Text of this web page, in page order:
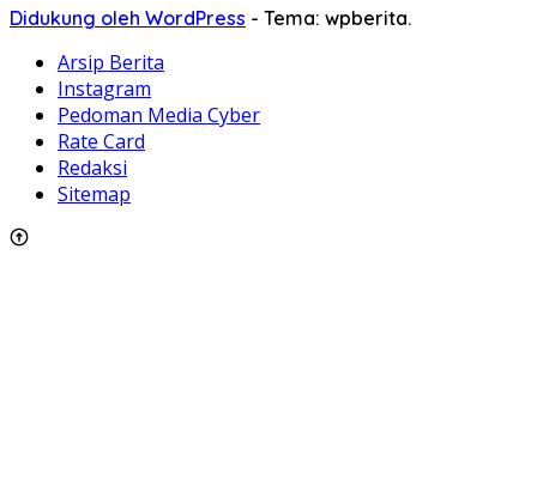
Didukung oleh WordPress - Tema: wpberita.
Arsip Berita
Instagram
Pedoman Media Cyber
Rate Card
Redaksi
Sitemap